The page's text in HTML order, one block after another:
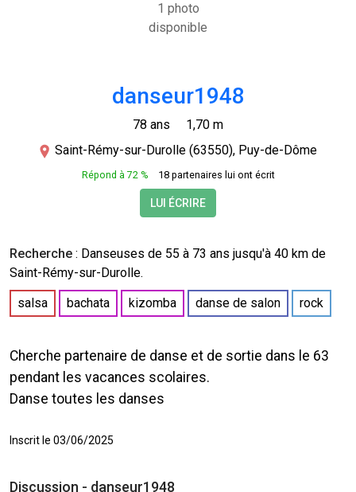
1 photo
disponible
danseur1948
78 ans
1,70 m
Saint-Rémy-sur-Durolle (63550), Puy-de-Dôme
Répond à 72 % 18 partenaires lui ont écrit
LUI ÉCRIRE
Recherche : Danseuses de 55 à 73 ans jusqu'à 40 km de
Saint-Rémy-sur-Durolle.
salsa
bachata kizomba danse de salon rock
Cherche partenaire de danse et de sortie dans le 63
pendant les vacances scolaires.
Danse toutes les danses
Inscrit le 03/06/2025
Discussion - danseur1948